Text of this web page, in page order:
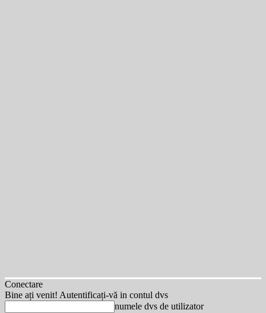
Conectare
Bine ați venit! Autentificați-vă in contul dvs
numele dvs de utilizator